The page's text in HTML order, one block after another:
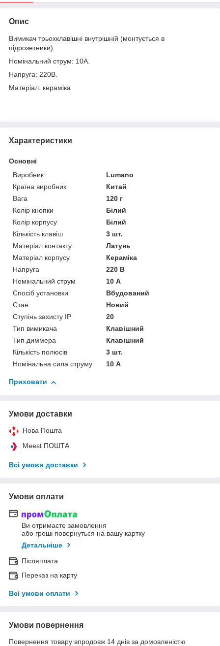
Опис
Вимикач трьохклавішні внутрішній (монтується в
підрозетники).
Номінальний струм: 10А.
Напруга: 220В.
Матеріал: кераміка
Характеристики
Основні
Виробник
Lumano
Країна виробник
Китай
Вага
120 г
Колір кнопки
Білий
Колір корпусу
Білий
Кількість клавіш
3 шт.
Матеріал контакту
Латунь
Матеріал корпусу
Кераміка
Напруга
220 В
Номінальний струм
10 А
Спосіб установки
Вбудований
Стан
Новий
Ступінь захисту IP
20
Тип вимикача
Клавішний
Тип диммера
Клавішний
Кількість полюсів
3 шт.
Номінальна сила струму
10 А
Приховати
Умови доставки
Нова Пошта
Meest ПОШТА
Всі умови доставки
Умови оплати
Ви отримаєте замовлення
або гроші повернуться на вашу картку
Детальніше
Післяплата
Переказ на карту
Всі умови оплати
Умови повернення
Повернення товару впродовж 14 днів за домовленістю